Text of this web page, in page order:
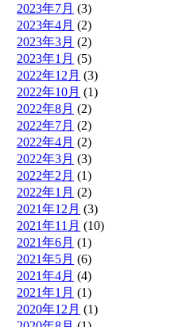
2023年7月 (3)
2023年4月 (2)
2023年3月 (2)
2023年1月 (5)
2022年12月 (3)
2022年10月 (1)
2022年8月 (2)
2022年7月 (2)
2022年4月 (2)
2022年3月 (3)
2022年2月 (1)
2022年1月 (2)
2021年12月 (3)
2021年11月 (10)
2021年6月 (1)
2021年5月 (6)
2021年4月 (4)
2021年1月 (1)
2020年12月 (1)